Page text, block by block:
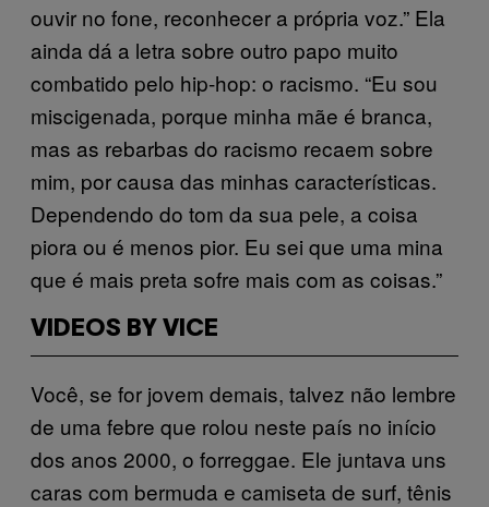
ouvir no fone, reconhecer a própria voz.” Ela
ainda dá a letra sobre outro papo muito
combatido pelo hip-hop: o racismo. “Eu sou
miscigenada, porque minha mãe é branca,
mas as rebarbas do racismo recaem sobre
mim, por causa das minhas características.
Dependendo do tom da sua pele, a coisa
piora ou é menos pior. Eu sei que uma mina
que é mais preta sofre mais com as coisas.”
VIDEOS BY VICE
Você, se for jovem demais, talvez não lembre
de uma febre que rolou neste país no início
dos anos 2000, o forreggae. Ele juntava uns
caras com bermuda e camiseta de surf, tênis